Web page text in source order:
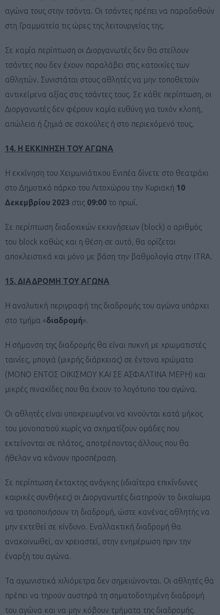
αγώνα τους στην τσάντα. Οι τσάντες πρέπει να παραδοθούν
στη Γραμματεία τις ώρες της λειτουργείας της.
Σε καμία περίπτωση οι Διοργανωτές δεν θα στείλουν
τσάντες που δεν έχουν παραλάβει στις κατοικίες των
αθλητών. Συνιστάται στους αθλητές να μην τοποθετούν
αντικείμενα αξίας στις τσάντες τους. Σε κάθε περίπτωση, οι
Διοργανωτές δεν φέρουν καμία ευθύνη για τυχόν κλοπή,
απώλεια ή ζημιά σε σακούλες ή στο περιεχόμενό τους.
14. Η ΕΚΚΙΝΗΣΗ ΤΟΥ ΑΓΩΝΑ
Η εκκίνηση του Χειμωνιάτικου Ενιπέα δίνετε στο θεατράκι
στο Δημοτικό πάρκο του Λιτοχώρου την Κυριακή 10
Δεκεμβρίου 2023 στις 09:00 το πρωί.
Σε περίπτωση διαδοχικών εκκινήσεων (block) ο αριθμός
του block καθώς και η θέση σε αυτό, θα ορίζεται
αποκλειστικά και μόνο με βάση την βαθμολογία στην ITRA.
15. ΔΙΑΔΡΟΜΗ ΤΟΥ ΑΓΩΝΑ
Η αναλυτική περιγραφή της διαδρομής του αγώνα υπάρχει
στο τμήμα «διαδρομή».
Η σήμανση της διαδρομής θα είναι πυκνή με χρωματιστές
ταινίες, μπογιά (μικρής διάρκειας) σε έντονα χρώματα
(ΜΟΝΟ ΕΝΤΟΣ ΟΙΚΙΣΜΟΥ ΚΑΙ ΣΕ ΑΣΦΑΛΤΙΝΑ ΜΕΡΗ) και
μικρές πινακίδες που θα έχουν το λογότυπο του αγώνα.
Οι αθλητές είναι υποχρεωμένοι να κινούνται κατά μήκος
του μονοπατιού χωρίς να σχηματίζουν ομάδες που
εκτείνονται σε πλάτος, αποτρέποντας άλλους που θα
ήθελαν να κάνουν προσπέραση.
Σε περίπτωση έκτακτης ανάγκης (ιδιαίτερα επικίνδυνες
καιρικές συνθήκες) οι Διοργανωτές διατηρούν το δικαίωμα
να τροποποιήσουν τη διαδρομή, ώστε κανένας αθλητής να
μην εκτεθεί σε κίνδυνο. Εναλλακτική διαδρομή θα
ανακοινωθεί, αν χρειαστεί, στην ενημέρωση πριν την
έναρξη του αγώνα.
Τα αγωνιστικά χιλιόμετρα δεν σημειώνονται. Οι αθλητές θα
πρέπει να τηρούν αυστηρά τη σηματοδοτημένη διαδρομή
του αγώνα και να μην κόβουν τμήματα της διαδρομής.